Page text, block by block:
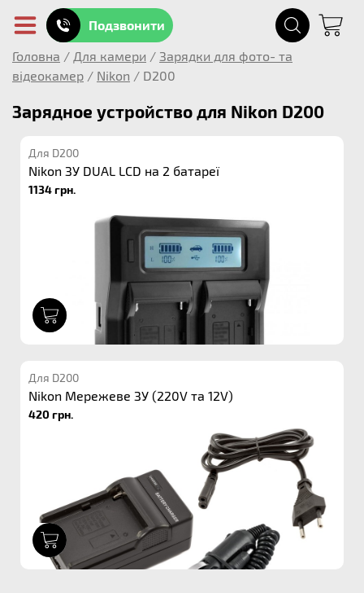
Подзвонити
Головна / Для камери / Зарядки для фото- та
відеокамер / Nikon / D200
Зарядное устройство для Nikon D200
Для D200
Nikon ЗУ DUAL LCD на 2 батареї
1134 грн.
Для D200
Nikon Мережеве ЗУ (220V та 12V)
420 грн.